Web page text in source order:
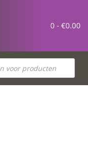
0 - €0.00